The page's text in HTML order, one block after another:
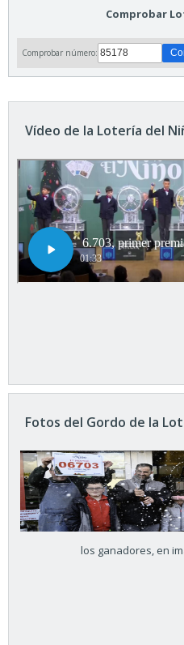
Comprobar
Comprobar número:
Vídeo de la Lotería del
Fotos del Gordo de la
los ganadores, en